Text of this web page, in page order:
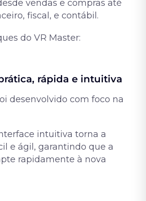
vendas e compras até
fiscal, e contábil.
do VR Master:
rápida e intuitiva
desenvolvido com foco na
intuitiva torna a
e ágil, garantindo que a
rapidamente à nova